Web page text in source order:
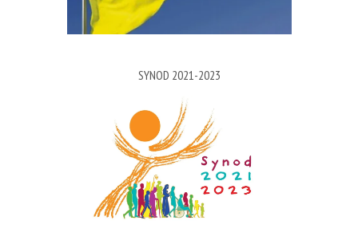
SYNOD 2021-2023